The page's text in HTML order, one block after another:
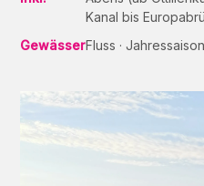
Kanal bis
GewässerFluss ·